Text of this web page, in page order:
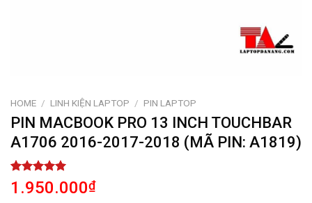
HOME / LINH KIỆN LAPTOP / PIN LAPTOP
PIN MACBOOK PRO 13 INCH TOUCHBAR
A1706 2016-2017-2018 (MÃ PIN: A1819)
Rated5.00
out of 5
1
1.950.000₫